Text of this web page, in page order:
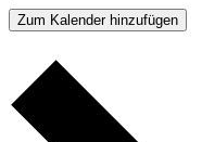
Zum Kalender hinzufügen